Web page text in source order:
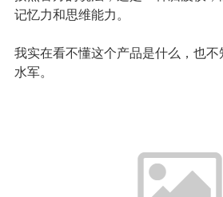
记忆力和思维能力。
我实在看不懂这个产品是什么，也
水军。